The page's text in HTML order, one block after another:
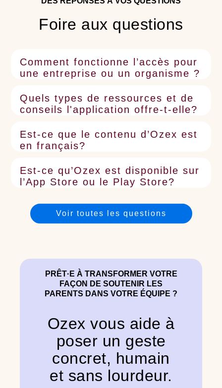
Foire aux questions
Comment fonctionne l’accès pour
une entreprise ou un organisme ?
Quels types de ressources et de
conseils l'application offre-t-elle?
Est-ce que le contenu d’Ozex est
en français?
Est-ce qu’Ozex est disponible sur
l’App Store ou le Play Store?
Voir toutes les questions
PRÊT·E À TRANSFORMER VOTRE
FAÇON DE SOUTENIR LES
PARENTS DANS VOTRE ÉQUIPE ?
Ozex vous aide à
poser un geste
concret, humain
et sans lourdeur.